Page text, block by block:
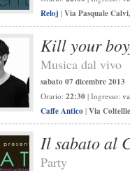
Reloj | Via Pasquale
Kill your
Musica dal vivo
sabato 07 dicembre 2013
Orario: 22:30 | Ingresso:
Caffe Antico | Via
Il sabato al
Party